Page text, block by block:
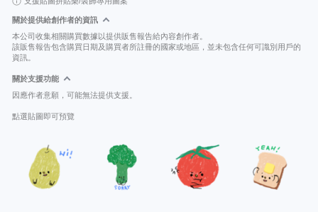
關於提供給創作者的資訊
本公司收集相關購買數據以提供販售報告給內容創作者。
該販售報告包含購買日期及購買者所註冊的國家或地區，並未包含任何可識別用戶的
資訊。
關於支援功能
因應作者意願，可能無法提供支援。
點選貼圖即可預覽